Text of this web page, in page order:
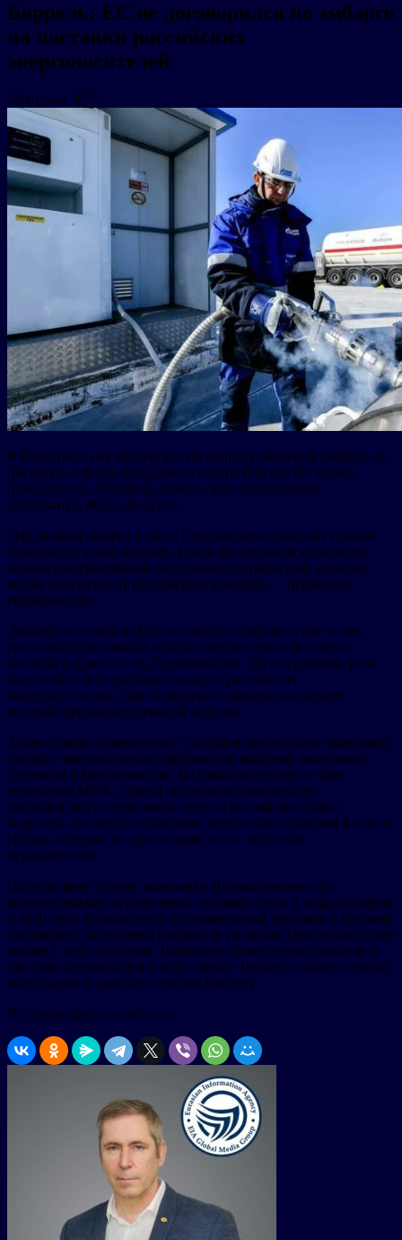
Боррель: ЕС не договорился по эмбарго
на поставки российских
энергоносителей
25 апреля 2022
В Евросоюзе нет консенсуса по вопросу введения эмбарго на
поставки нефти и природного газа из России. Об этом в
понедельник, 25 апреля, заявил глава европейской
дипломатии Жозеп Боррель.
«На данный момент у нас в Европейском союзе нет единой
позиции по этому вопросу. Нам в достаточном количестве
нужны альтернативные источники поставок газа, если мы
хотим отказаться от российского топлива», – признался
еврокомиссар.
Эмбарго на нефть из России могут согласовать уже в мае,
рассказал пожелавший остаться неизвестным источник,
близкий к руководству Еврокомиссии. По его данным, речь
идет либо о постепенном отказе от российских
энергоносителей, либо о введении тарифов на импорт,
который превышает ценовой потолок.
Задача новых ограничений – ослабить российскую экономику,
однако с минимальным ущербом для западной экономики,
уточнили в Еврокомиссии. На прошлой неделе, в ходе
совещания МВФ, страны обсуждали возможность
договориться о предельной цене на российское сырье.
Впрочем, для этого необходимо заручиться согласием Китая и
Индии, которые не присоединились к западным
ограничениям.
На этом фоне потери экономики Великобритании от
антироссийских ограничений составят почти 8 млрд долларов
к 2030 году. Больше всего от ограничений торговли с Россией
пострадают экспортеры предметов роскоши. Они недополучат
свыше 1 млрд долларов. Например, существенно сократятся
продажи автомобилей класса «люкс» Bentley, а также одежды,
аксессуаров и дамских сумочек Burberry.
Источник фото: twitter.com